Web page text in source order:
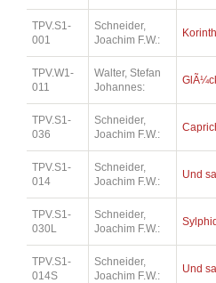
TPV.S1-
001
Schneider,
Joachim F.W.:
TPV.W1-
011
Walter, Stefan
Johannes:
TPV.S1-
036
Schneider,
Joachim F.W.:
TPV.S1-
014
Schneider,
Joachim F.W.:
Und
TPV.S1-
030L
Schneider,
Joachim F.W.:
TPV.S1-
014S
Schneider,
Joachim F.W.:
Und